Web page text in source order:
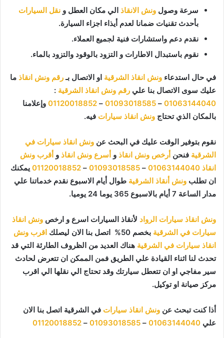
سرعة وصول ونش الانقاذ الي مكان العطل و نقل السيارات
بأحدث تقنيات ضمانا لعدم أيذاء اجزاء السيارة.
نقدم دعم واستشارات فنية لجميع العملاء.
نقوم باستبدال الاطارات و التزود بالوقود والتزود بالماء.
في حال استدعاء ونش انقاذ الشرقية او الاتصال بـرقم ونش انقاذ ما
عليك سوى الاتصال بنا علي رقم ونش انقاذ الشرقية :
01063144040
–
01093018585
–
01120018852 وإعلامنا
بالمكان الذي تحتاج ونش انقاذ سيارات فيه.
نقوم بتوفير الوقت عليك في البحث عن ونش انقاذ سيارات في
الشرقية فنحن أرخص ونش انقاذ و أسرع ونش انقاذ و أقرب ونش
انقاذ 01063144040
–
01093018585
–
01120018852 يمكنك
ان تطلب ونش أنقاذ الشرقية طوال أيام الاسبوع نقدم خدماتنا علي
مدار الساعة 7 أيام بالاسبوع 365 يوما 24 يوميا.
ونش انقاذ سيارات الرواد لأنقاذ السيارات اسرع و ارخص ونش انقاذ
سيارات في الشرقية بخصم 50% اتصل بنا الان ليصلك
اقرب ونش
انقاذ سيارات في الشرقية هناك العديد من الظروف الطارئة التي قد
تحدث لنا اثناء القيادة علي الطريق فمن الممكن ان تتعرض لحادث
سير مفاجي او ان تتعطل سيارتك وقد تحتاج الي نقلها الي اقرب
مركز صيانة او توكيل.
أذا كنت تبحث عن ونش انقاذ سيارات في الشرقية اتصل بنا الان
علي 01063144040
–
01093018585
–
01120018852